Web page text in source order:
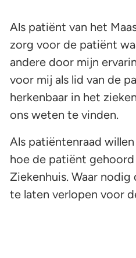
Als patiënt van het
zorg voor de patiënt
andere door mijn
voor mij als lid van de
herkenbaar in het
ons weten te vinden.
Als patiëntenraad
hoe de patiënt
Ziekenhuis. Waar
te laten verlopen voor